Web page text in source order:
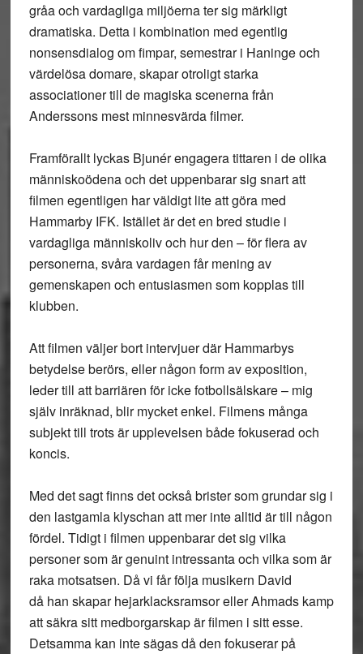
gråa och vardagliga miljöerna ter sig märkligt
dramatiska. Detta i kombination med egentlig
nonsensdialog om fimpar, semestrar i Haninge och
värdelösa domare, skapar otroligt starka
associationer till de magiska scenerna från
Anderssons mest minnesvärda filmer.
Framförallt lyckas Bjunér engagera tittaren i de olika
människoödena och det uppenbarar sig snart att
filmen egentligen har väldigt lite att göra med
Hammarby IFK. Istället är det en bred studie i
vardagliga människoliv och hur den – för flera av
personerna, svåra vardagen får mening av
gemenskapen och entusiasmen som kopplas till
klubben.
Att filmen väljer bort intervjuer där Hammarbys
betydelse berörs, eller någon form av exposition,
leder till att barriären för icke fotbollsälskare – mig
själv inräknad, blir mycket enkel. Filmens många
subjekt till trots är upplevelsen både fokuserad och
koncis.
Med det sagt finns det också brister som grundar sig i
den lastgamla klyschan att mer inte alltid är till någon
fördel. Tidigt i filmen uppenbarar det sig vilka
personer som är genuint intressanta och vilka som är
raka motsatsen. Då vi får följa musikern David
då han skapar hejarklacksramsor eller Ahmads kamp
att säkra sitt medborgarskap är filmen i sitt esse.
Detsamma kan inte sägas då den fokuserar på